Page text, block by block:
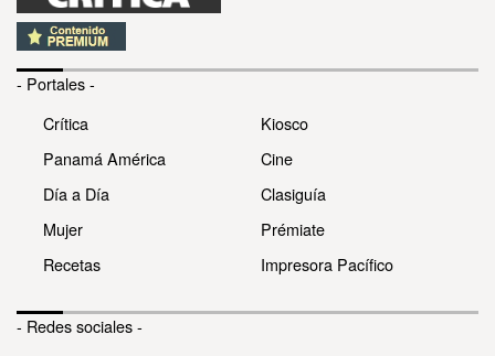
- Portales -
Crítica
Panamá América
Día a Día
Mujer
Recetas
Kiosco
Cine
Clasiguía
Prémiate
Impresora Pacífico
- Redes sociales -